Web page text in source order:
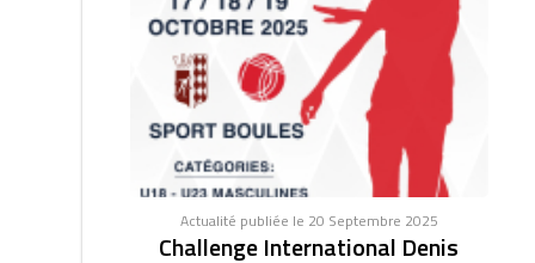
Actualité publiée le 20 Septembre 2025
Challenge International Denis